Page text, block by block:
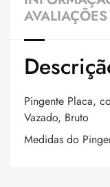
Pingente Placa,
Vazado, Bruto
Medidas do